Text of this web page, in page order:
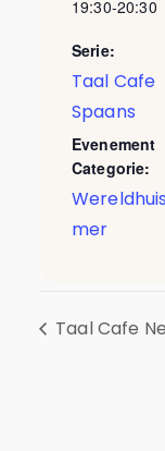
19:30-20:30
Serie:
Taal Cafe
Spaans
Evenement
Categorie:
mer
Taal Cafe